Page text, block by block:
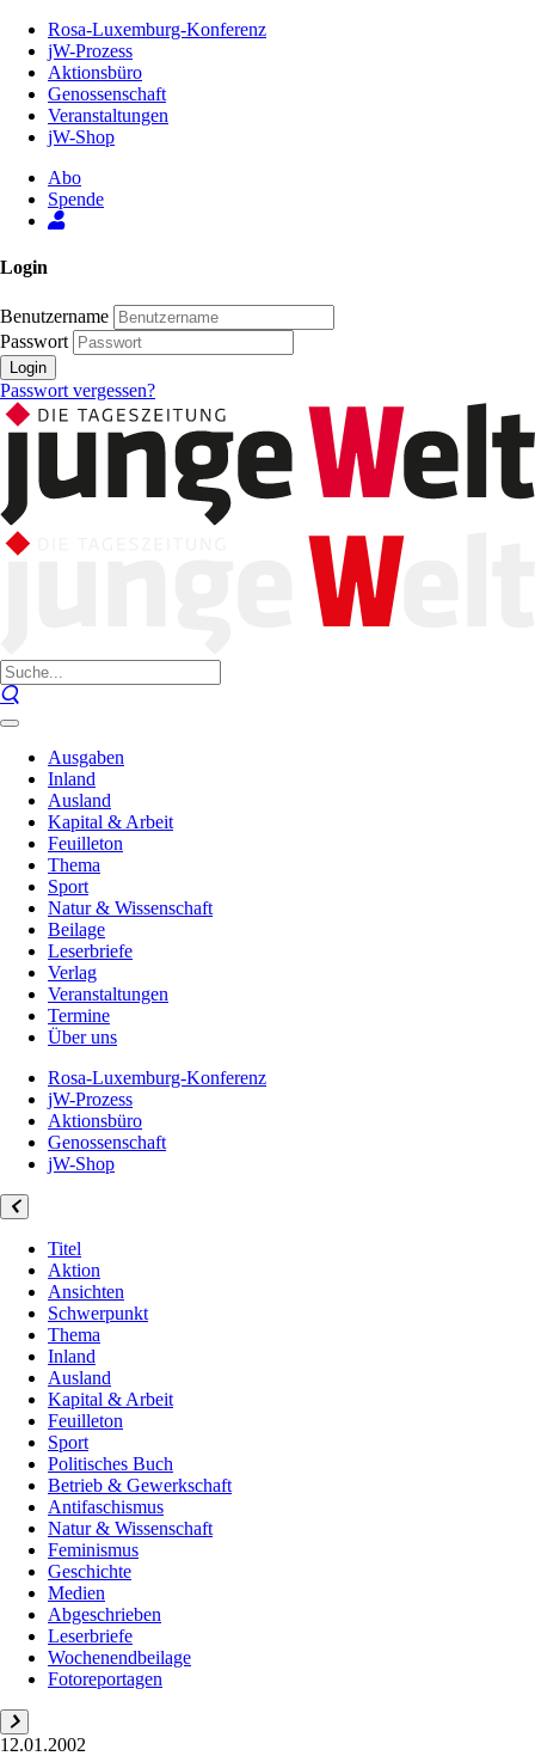
Inhalt
Seite
Rosa-Luxemburg-Konferenz
jW-Prozess
Aktionsbüro
Genossenschaft
Veranstaltungen
jW-Shop
Abo
Spende
Login
Benutzername
Passwort
Login
Passwort vergessen?
Ausgaben
Inland
Ausland
Kapital & Arbeit
Feuilleton
Thema
Sport
Natur & Wissenschaft
Beilage
Leserbriefe
Verlag
Veranstaltungen
Termine
Über uns
Rosa-Luxemburg-Konferenz
jW-Prozess
Aktionsbüro
Genossenschaft
jW-Shop
Titel
Aktion
Ansichten
Schwerpunkt
Thema
Inland
Ausland
Kapital & Arbeit
Feuilleton
Sport
Politisches Buch
Betrieb & Gewerkschaft
Antifaschismus
Natur & Wissenschaft
Feminismus
Geschichte
Medien
Abgeschrieben
Leserbriefe
Wochenendbeilage
Fotoreportagen
12.01.2002